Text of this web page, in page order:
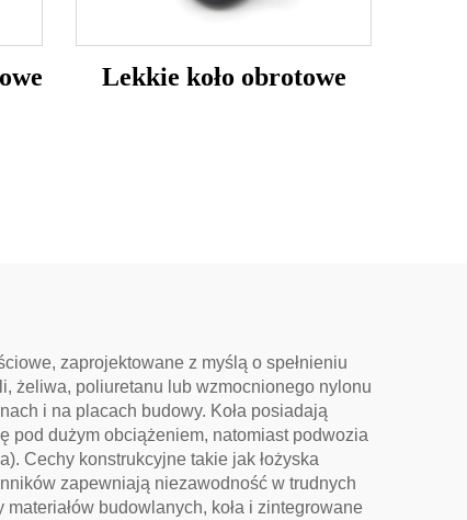
Lekkie koło obrotowe
zaprojektowane z myślą o spełnieniu
żeliwa, poliuretanu lub wzmocnionego nylonu
i na placach budowy. Koła posiadają
pod dużym obciążeniem, natomiast podwozia
Cechy konstrukcyjne takie jak łożyska
zapewniają niezawodność w trudnych
budowlanych, koła i zintegrowane